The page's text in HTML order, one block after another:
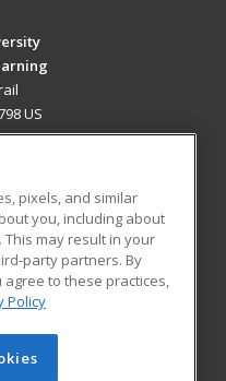
US
Blog
Learning. All rights
pixels, and similar
you, including about
may result in your
party partners. By
agree to these practices,
Policy